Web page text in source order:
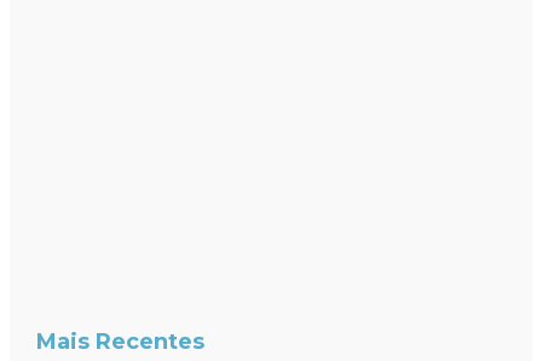
Mais Recentes